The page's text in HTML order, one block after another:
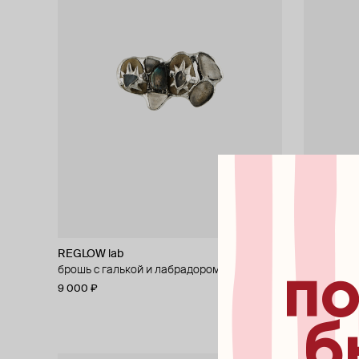
REGLOW lab
брошь с галькой и лабрадором
9 000 ₽ 8 200 ₽